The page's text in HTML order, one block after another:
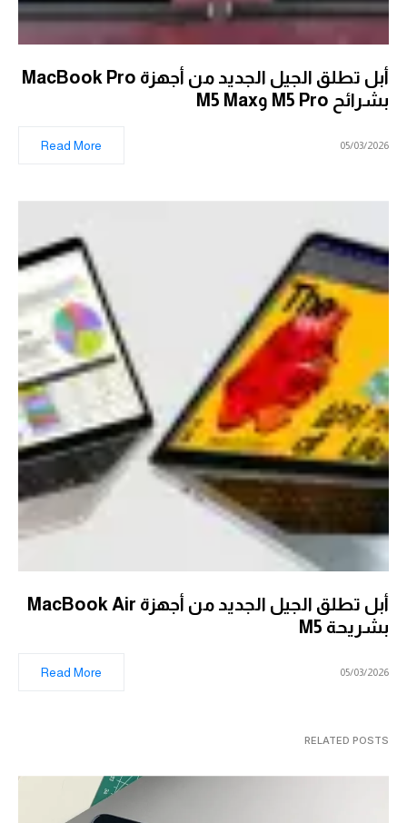
أبل تطلق الجيل الجديد من أجهزة MacBook Pro
بشرائح M5 Pro وM5 Max
05/03/2026
Read More
أبل تطلق الجيل الجديد من أجهزة MacBook Air
بشريحة M5
05/03/2026
Read More
RELATED POSTS